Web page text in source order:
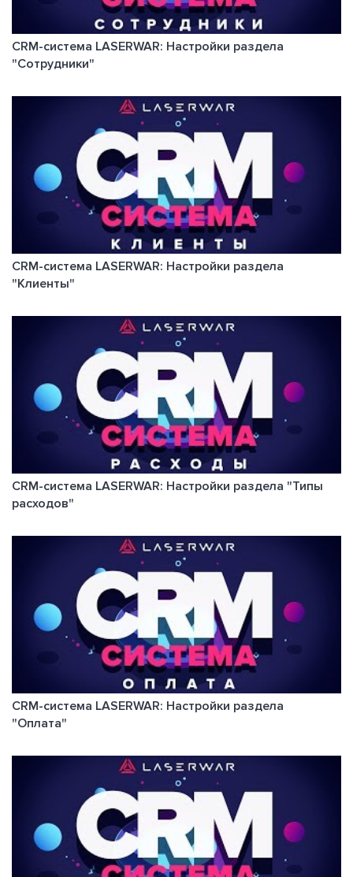
CRM-система LASERWAR: Настройки раздела
"Сотрудники"
CRM-система LASERWAR: Настройки раздела
"Клиенты"
CRM-система LASERWAR: Настройки раздела "Типы
расходов"
CRM-система LASERWAR: Настройки раздела
"Оплата"